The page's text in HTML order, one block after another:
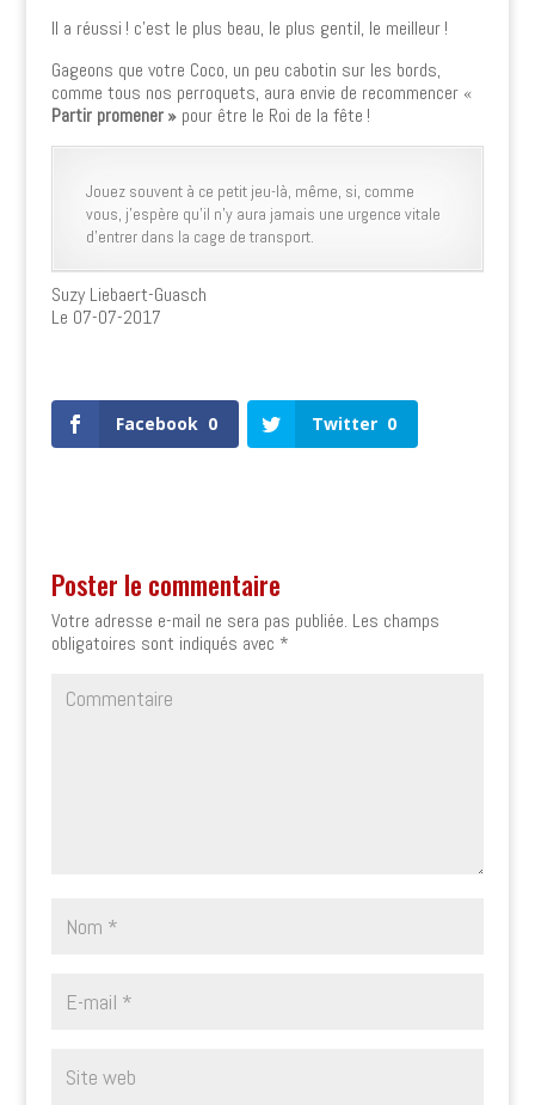
Il a réussi ! c’est le plus beau, le plus gentil, le meilleur !
Gageons que votre Coco, un peu cabotin sur les bords,
comme tous nos perroquets, aura envie de recommencer «
Partir promener »pour être le Roi de la fête !
Jouez souvent à ce petit jeu-là, même, si, comme
vous, j’espère qu’il n’y aura jamais une urgence vitale
d’entrer dans la cage de transport.
Suzy Liebaert-Guasch
Le 07-07-2017
Facebook 0 Twitter 0
Poster le commentaire
Votre adresse e-mail ne sera pas publiée. Les champs
obligatoires sont indiqués avec *